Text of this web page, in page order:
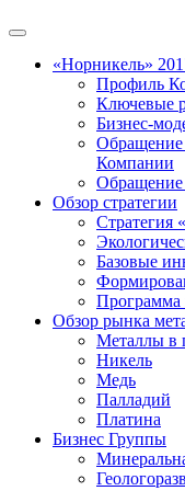
«Норникель»
Профиль
Ключевые
Бизнес-
Обращение
Компании
Обращение
Обзор стратегии
Стратегия
Базовые
Программа
Обзор рынка
Металлы в
Никель
Медь
Палладий
Платина
Бизнес Группы